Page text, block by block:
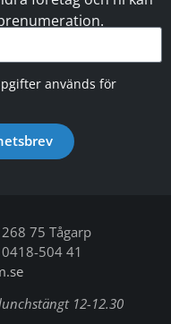
används för
75 Tågarp
504 41
12-12.30